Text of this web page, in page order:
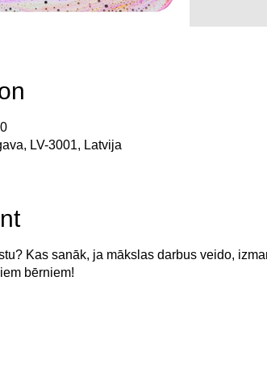
LV-3001, Latvija
Kas sanāk, ja mākslas darbus veido,
bērniem!